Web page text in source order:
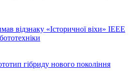
відзнаку «Історичної віхи» IEEE
гібриду нового покоління